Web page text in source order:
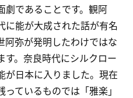
であることです。観阿
に能が大成された話が有名
阿弥が発明したわけではな
す。奈良時代にシルクロー
が日本に入りました。現在
ているものでは「雅楽」